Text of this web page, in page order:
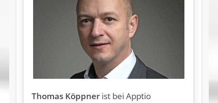
Thomas Köppner ist bei Apptio